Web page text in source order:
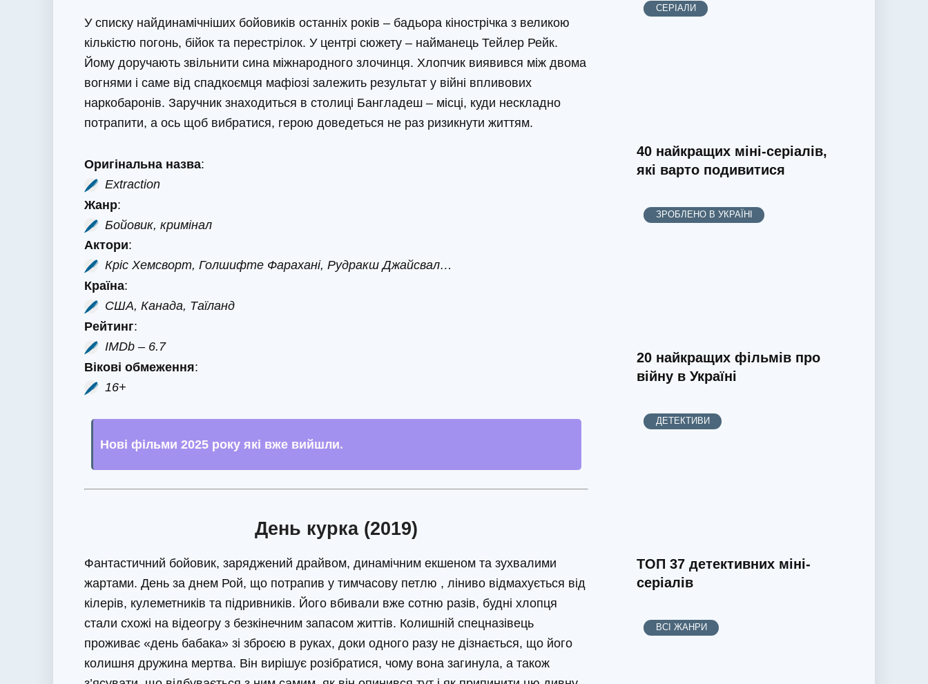
У списку найдинамічніших бойовиків останніх років – бадьора кінострічка з великою
кількістю погонь, бійок та перестрілок. У центрі сюжету – найманець Тейлер Рейк.
Йому доручають звільнити сина міжнародного злочинця. Хлопчик виявився між двома
вогнями і саме від спадкоємця мафіозі залежить результат у війні впливових
наркобаронів. Заручник знаходиться в столиці Бангладеш – місці, куди нескладно
потрапити, а ось щоб вибратися, герою доведеться не раз ризикнути життям.
Оригінальна назва:
Extraction
Жанр:
Бойовик, кримінал
Актори:
Кріс Хемсворт, Голшифте Фарахані, Рудракш Джайсвал…
Країна:
США, Канада, Таїланд
Рейтинг:
IMDb – 6.7
Вікові обмеження:
16+
Нові фільми 2025 року які вже вийшли.
День курка (2019)
Фантастичний бойовик, заряджений драйвом, динамічним екшеном та зухвалими
жартами. День за днем ​​Рой, що потрапив у тимчасову петлю , ліниво відмахується від
кілерів, кулеметників та підривників. Його вбивали вже сотню разів, будні хлопця
стали схожі на відеогру з безкінечним запасом життів. Колишній спецназівець
проживає «день бабака» зі зброєю в руках, доки одного разу не дізнається, що його
колишня дружина мертва. Він вирішує розібратися, чому вона загинула, а також
СЕРІАЛИ
40 найкращих міні-серіалів,
які варто подивитися
ЗРОБЛЕНО В УКРАЇНІ
20 найкращих фільмів про
війну в Україні
ДЕТЕКТИВИ
ТОП 37 детективних міні-
серіалів
ВСІ ЖАНРИ